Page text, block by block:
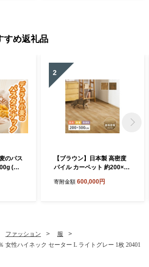
すめ返礼品
のパス
(約5
塩味
2
【ブラウン】日本製 高密度
パイル カーペット 約200×50
0044017
寄附金額 600,000円
ファッション
服
女性ハイネック セーター L ライトグレー 1枚 20401